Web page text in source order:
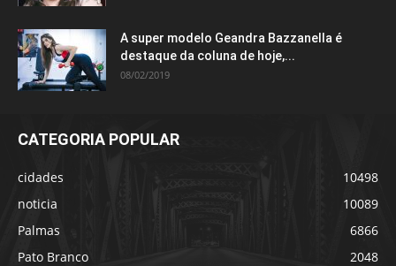
A super modelo Geandra Bazzanella é
destaque da coluna de hoje,...
08/02/2019
CATEGORIA POPULAR
cidades
10498
noticia
10089
Palmas
6866
Pato Branco
2048